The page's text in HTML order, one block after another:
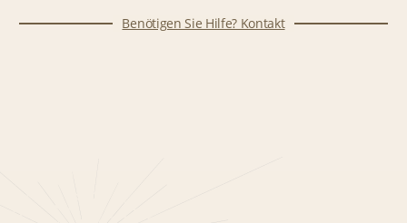
Benötigen Sie Hilfe? Kontakt